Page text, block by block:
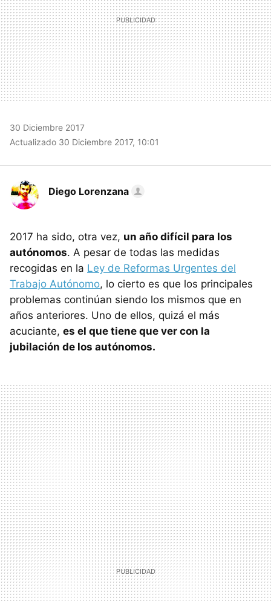
30 Diciembre 2017
Actualizado 30 Diciembre 2017, 10:01
Diego Lorenzana
2017 ha sido, otra vez, un año difícil para los
autónomos. A pesar de todas las medidas
recogidas en la Ley de Reformas Urgentes del
Trabajo Autónomo, lo cierto es que los principales
problemas continúan siendo los mismos que en
años anteriores. Uno de ellos, quizá el más
acuciante, es el que tiene que ver con la
jubilación de los autónomos.